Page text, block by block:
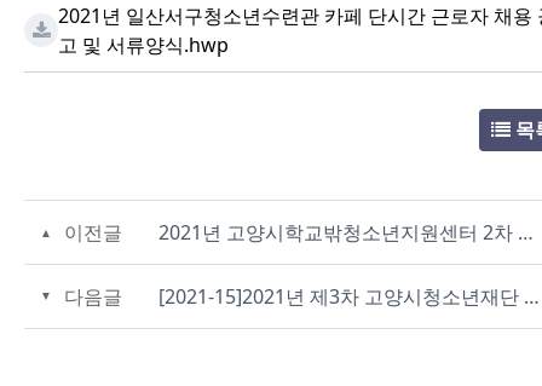
2021년 일산서구청소년수련관 카페 단시간 근로자 채용
고 및 서류양식.hwp
목
이전글 2021년 고양시학교밖청소년지원센터 2차 기간제근로자 서류전형 합격자 공고
다음글 [2021-15]2021년 제3차 고양시청소년재단 직원채용 재공고(기간제계약직)